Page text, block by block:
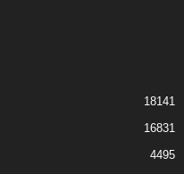
18141
16831
4495